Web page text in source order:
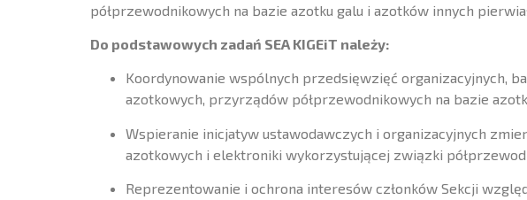
półprzewodnikowych na bazie azotku galu i azotków innych
Do podstawowych zadań SEA KIGEiT należy:
Koordynowanie wspólnych przedsięwzięć organizacyjnych,
azotkowych, przyrządów półprzewodnikowych na bazie
Wspieranie inicjatyw ustawodawczych i organizacyjnych
azotkowych i elektroniki wykorzystującej związki
Reprezentowanie i ochrona interesów członków Sekcji